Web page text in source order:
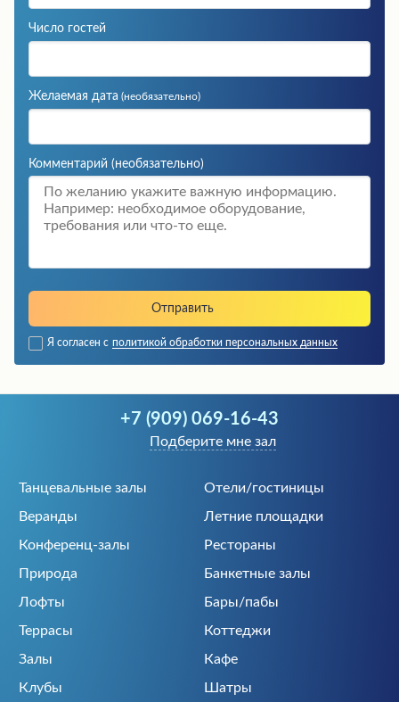
Число гостей
Желаемая дата (необязательно)
Комментарий (необязательно)
Я согласен с политикой обработки персональных данных
Танцевальные залы
Отели/гостиницы
Веранды
Летние площадки
Конференц-залы
Рестораны
Природа
Банкетные залы
Лофты
Бары/пабы
Террасы
Коттеджи
Залы
Кафе
Клубы
Шатры
+7 (909) 069-16-43
Подберите мне зал